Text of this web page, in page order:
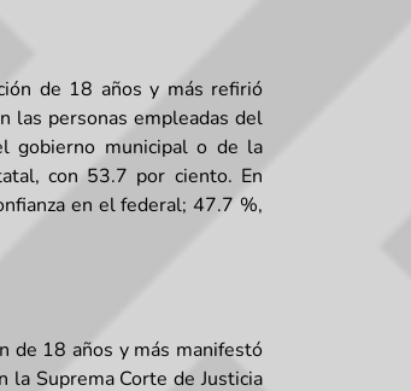
de 18 años y más refirió
las personas empleadas del
gobierno municipal o de la
con 53.7 por ciento. En
en el federal; 47.7 %,
de 18 años y más manifestó
Suprema Corte de Justicia